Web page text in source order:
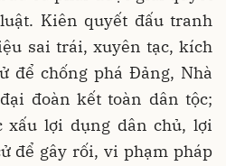
Kiên quyết đấu tranh
sai trái, xuyên tạc, kích
để chống phá Đảng, Nhà
đoàn kết toàn dân tộc;
xấu lợi dụng dân chủ, lợi
để gây rối, vi phạm pháp